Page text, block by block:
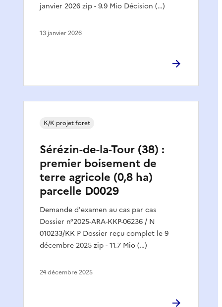
janvier 2026 zip - 9.9 Mio Décision (…)
13 janvier 2026
Sérézin-de-la-Tour (38) :
premier boisement de
terre agricole (0,8 ha)
parcelle D0029
Demande d'examen au cas par cas
Dossier n°2025-ARA-KKP-06236 / N
010233/KK P Dossier reçu complet le 9
décembre 2025 zip - 11.7 Mio (…)
K/K projet foret
24 décembre 2025